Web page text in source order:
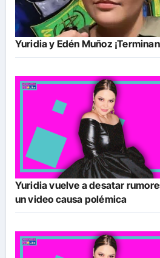
Yuridia y Edén Muñoz
Yuridia vuelve a desatar
un video causa polémica